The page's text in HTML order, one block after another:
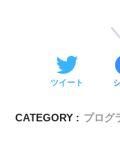
ツイート
CATEGORY : プログ